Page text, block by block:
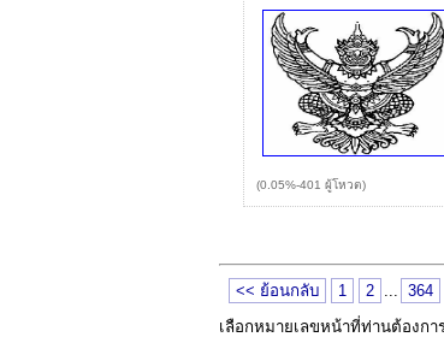
(0.05%-401 ผู้โหวต)
<< ย้อนกลับ 1 2 364
เลือกหมายเลขหน้าที่ท่านต้องก